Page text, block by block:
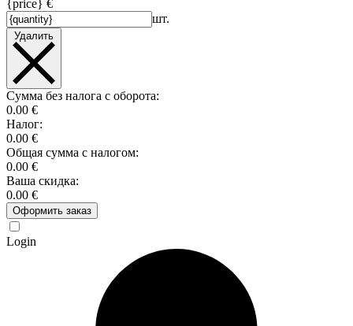
{price} €
шт.
Удалить
Сумма без налога с оборота:
0.00 €
Налог:
0.00 €
Общая сумма с налогом:
0.00 €
Ваша скидка:
0.00 €
Оформить заказ
Login